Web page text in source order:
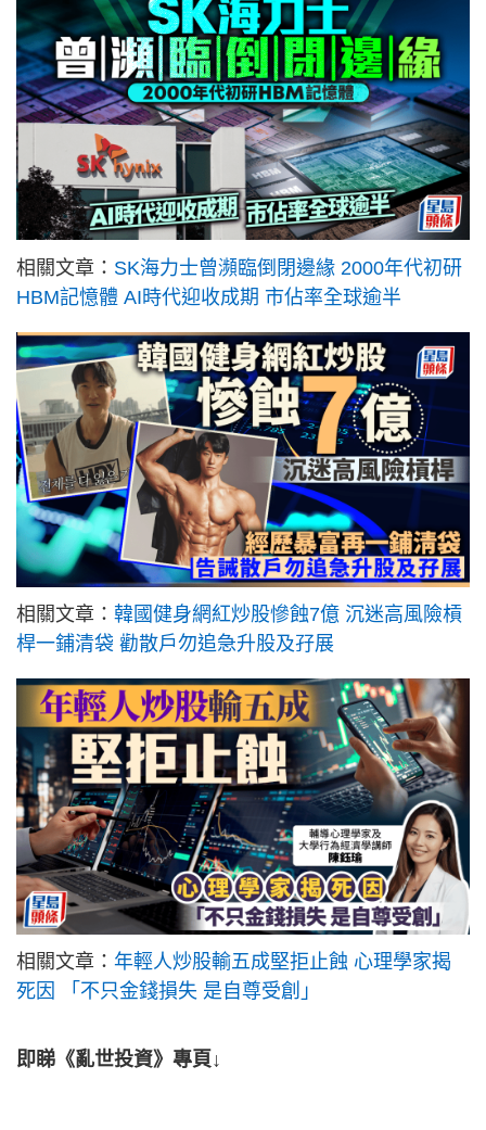
相關文章： SK海力士曾瀕臨倒閉邊緣 2000年代初研
HBM記憶體 AI時代迎收成期 市佔率全球逾半
相關文章： 韓國健身網紅炒股慘蝕7億 沉迷高風險槓
桿一鋪清袋 勸散戶勿追急升股及孖展
相關文章： 年輕人炒股輸五成堅拒止蝕 心理學家揭
死因 「不只金錢損失 是自尊受創」
即睇《亂世投資》專頁↓